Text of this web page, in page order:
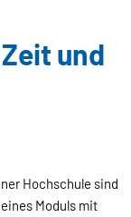
und
Hochschule sind
Moduls mit